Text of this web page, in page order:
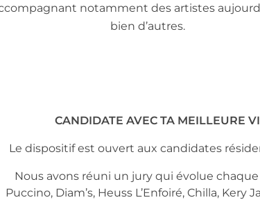
notamment des artistes
bien d’autres.
CANDIDATE AVEC TA MEILLEURE
Le dispositif est ouvert aux candidates
Nous avons réuni un jury qui évolue chaque
Puccino, Diam’s, Heuss L’Enfoiré, Chilla,